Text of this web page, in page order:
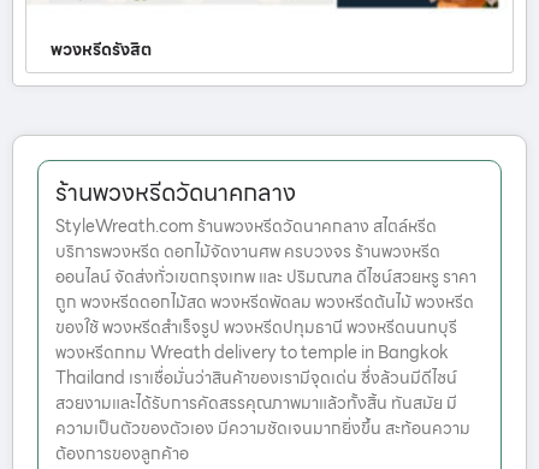
พวงหรีดรังสิต
ร้านพวงหรีดวัดนาคกลาง
StyleWreath.com ร้านพวงหรีดวัดนาคกลาง สไตล์หรีด
บริการพวงหรีด ดอกไม้จัดงานศพ ครบวงจร ร้านพวงหรีด
ออนไลน์ จัดส่งทั่วเขตกรุงเทพ และ ปริมณฑล ดีไซน์สวยหรู ราคา
ถูก พวงหรีดดอกไม้สด พวงหรีดพัดลม พวงหรีดต้นไม้ พวงหรีด
ของใช้ พวงหรีดสำเร็จรูป พวงหรีดปทุมธานี พวงหรีดนนทบุรี
พวงหรีดกทม Wreath delivery to temple in Bangkok
Thailand เราเชื่อมั่นว่าสินค้าของเรามีจุดเด่น ซึ่งล้วนมีดีไซน์
สวยงามและได้รับการคัดสรรคุณภาพมาแล้วทั้งสิ้น ทันสมัย มี
ความเป็นตัวของตัวเอง มีความชัดเจนมากยิ่งขึ้น สะท้อนความ
ต้องการของลูกค้าอ